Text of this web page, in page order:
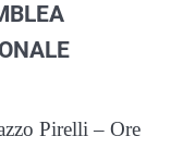
Pirelli – Ore